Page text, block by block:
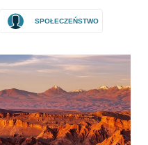
SPOŁECZEŃSTWO